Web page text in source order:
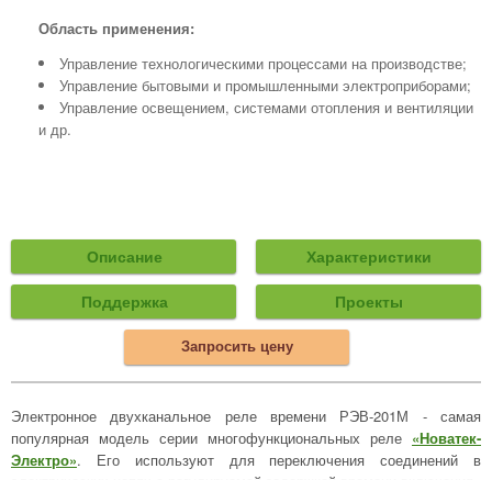
Область применения:
Управление технологическими процессами на производстве;
Управление бытовыми и промышленными электроприборами;
Управление освещением, системами отопления и вентиляции
и др.
Описание Характеристики
Поддержка Проекты
Запросить цену
Электронное двухканальное реле времени РЭВ-201М - самая
популярная модель серии многофункциональных реле «Новатек-
Электро». Его используют для переключения соединений в